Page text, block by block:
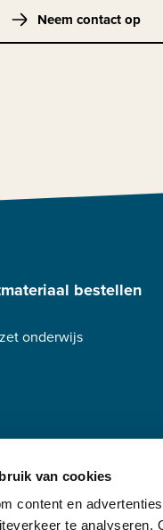
van cookies
content en
te
Neem contact op
bestellen
onderwijs